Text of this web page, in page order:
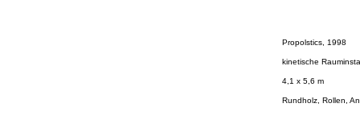
Propolstics, 1998
kinetische
4,1 x 5,6 m
Rundholz, Rollen,